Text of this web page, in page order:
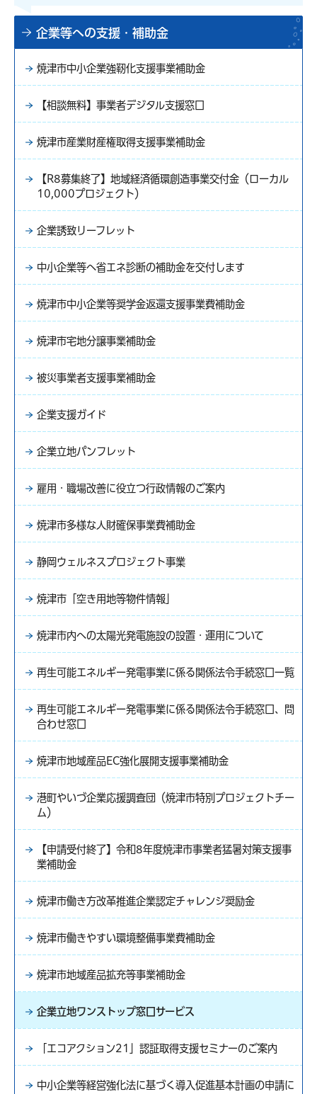
企業等への支援・補助金
焼津市中小企業強靭化支援事業補助金
【相談無料】事業者デジタル支援窓口
焼津市産業財産権取得支援事業補助金
【R8募集終了】地域経済循環創造事業交付金（ローカル
10,000プロジェクト）
企業誘致リーフレット
中小企業等へ省エネ診断の補助金を交付します
焼津市中小企業等奨学金返還支援事業費補助金
焼津市宅地分譲事業補助金
被災事業者支援事業補助金
企業支援ガイド
企業立地パンフレット
雇用・職場改善に役立つ行政情報のご案内
焼津市多様な人財確保事業費補助金
静岡ウェルネスプロジェクト事業
焼津市「空き用地等物件情報」
焼津市内への太陽光発電施設の設置・運用について
再生可能エネルギー発電事業に係る関係法令手続窓口一覧
再生可能エネルギー発電事業に係る関係法令手続窓口、問
合わせ窓口
焼津市地域産品EC強化展開支援事業補助金
港町やいづ企業応援調査団（焼津市特別プロジェクトチー
ム）
【申請受付終了】令和8年度焼津市事業者猛暑対策支援事
業補助金
焼津市働き方改革推進企業認定チャレンジ奨励金
焼津市働きやすい環境整備事業費補助金
焼津市地域産品拡充等事業補助金
企業立地ワンストップ窓口サービス
「エコアクション21」認証取得支援セミナーのご案内
中小企業等経営強化法に基づく導入促進基本計画の申請に